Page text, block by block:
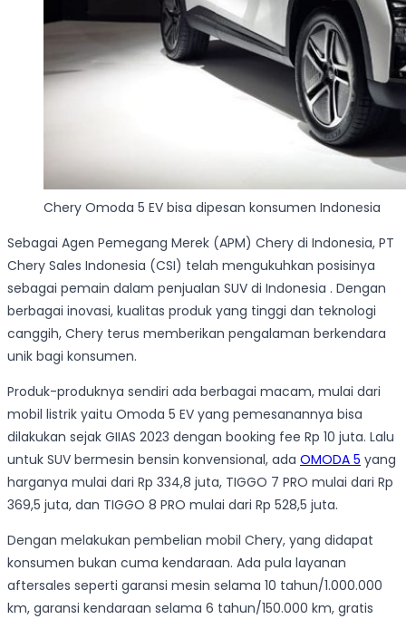
Chery Omoda 5 EV bisa dipesan konsumen Indonesia
Sebagai Agen Pemegang Merek (APM) Chery di Indonesia, PT
Chery Sales Indonesia (CSI) telah mengukuhkan posisinya
sebagai pemain dalam penjualan SUV di Indonesia . Dengan
berbagai inovasi, kualitas produk yang tinggi dan teknologi
canggih, Chery terus memberikan pengalaman berkendara
unik bagi konsumen.
Produk-produknya sendiri ada berbagai macam, mulai dari
mobil listrik yaitu Omoda 5 EV yang pemesanannya bisa
dilakukan sejak GIIAS 2023 dengan booking fee Rp 10 juta. Lalu
untuk SUV bermesin bensin konvensional, ada OMODA 5 yang
harganya mulai dari Rp 334,8 juta, TIGGO 7 PRO mulai dari Rp
369,5 juta, dan TIGGO 8 PRO mulai dari Rp 528,5 juta.
Dengan melakukan pembelian mobil Chery, yang didapat
konsumen bukan cuma kendaraan. Ada pula layanan
aftersales seperti garansi mesin selama 10 tahun/1.000.000
km, garansi kendaraan selama 6 tahun/150.000 km, gratis